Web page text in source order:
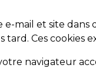
mail et site dans
Ces cookies
navigateur